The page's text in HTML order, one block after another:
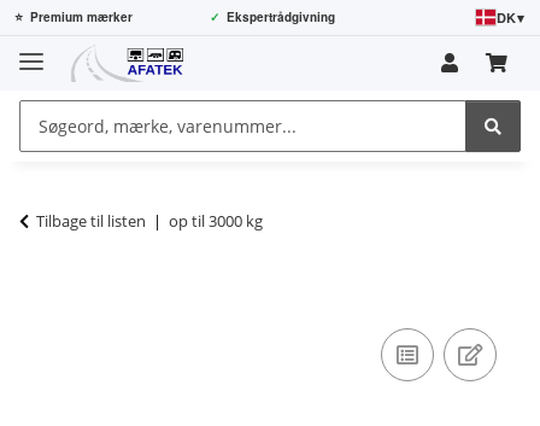
⭐ Premium mærker ✓ Ekspertrådgivning DK▾
Tilbage til listen op til 3000 kg